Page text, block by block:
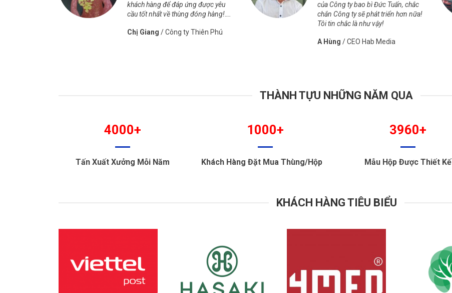
khách hàng để đáp ứng được yêu
cầu tốt nhất về thùng đóng hàng!….
Chị Giang /Công ty Thiên Phú
của Công ty bao bì Đức Tuấn, chắc
chắn Công ty sẽ phát triển hơn nữa!
Tôi tin chắc là như vậy!
A Hùng /CEO Hab Media
THÀNH TỰU NHỮNG NĂM QUA
4000+
Tấn Xuất Xưởng Mỗi Năm
1000+
Khách Hàng Đặt Mua Thùng/Hộp
3960+
Mẫu Hộp Được Thiết Kế
KHÁCH HÀNG TIÊU BIỂU